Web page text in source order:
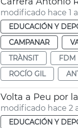
modificado hace 1
EDUCACIÓN Y
CAMPANAR
TRÀNSIT
FDM
ROCÍO GIL
Volta a Peu por
modificado hace 2
EDUCACIÓN Y